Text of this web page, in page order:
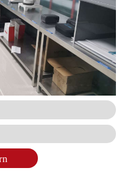
Support
Contact Us
中 文